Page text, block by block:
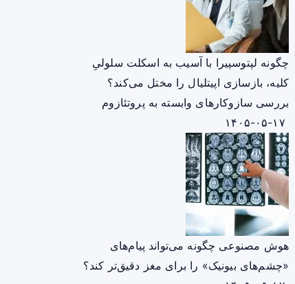
چگونه لپتوسپیرا با آسیب به اسکلت سلولیِ
کلیه، بازسازی اپیتلیال را مختل می‌کند؟
بررسی سازوکارهای وابسته به پروتئازوم
هوش مصنوعی چگونه می‌تواند پیام‌های
«چشم‌های بیونیک» را برای مغز دقیق‌تر کند؟